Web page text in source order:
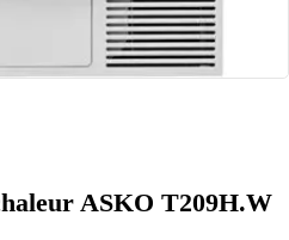
ASKO T209H.W